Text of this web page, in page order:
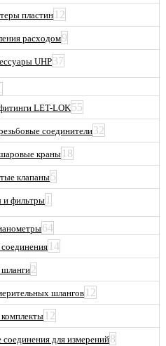
пластин 12
расходом9
UHP37
LET-LOK55
соединители32
краны 18
клапаны5
и фильтры 1
64
14
2
шлангов 12
12
для измерений8